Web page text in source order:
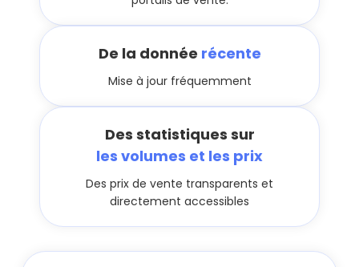
De la donnée récente
Mise à jour fréquemment
Des statistiques sur
les volumes et les prix
Des prix de vente transparents et
directement accessibles